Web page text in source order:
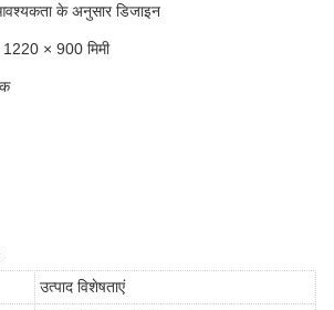
के अनुसार डिजाइन
1220 × 900 मिमी
उत्पाद विशेषताएं